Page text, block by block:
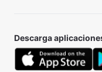
Descarga